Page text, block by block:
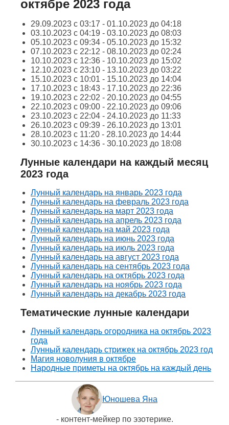
октябре 2023 года
29.09.2023 с 03:17 - 01.10.2023 до 04:18
03.10.2023 с 04:19 - 03.10.2023 до 08:03
05.10.2023 с 09:34 - 05.10.2023 до 15:32
07.10.2023 с 22:12 - 08.10.2023 до 02:24
10.10.2023 с 12:36 - 10.10.2023 до 15:02
12.10.2023 с 23:10 - 13.10.2023 до 03:22
15.10.2023 с 10:01 - 15.10.2023 до 14:04
17.10.2023 с 18:43 - 17.10.2023 до 22:36
19.10.2023 с 22:02 - 20.10.2023 до 04:55
22.10.2023 с 09:00 - 22.10.2023 до 09:06
23.10.2023 с 22:04 - 24.10.2023 до 11:33
26.10.2023 с 09:39 - 26.10.2023 до 13:01
28.10.2023 с 11:20 - 28.10.2023 до 14:44
30.10.2023 с 14:36 - 30.10.2023 до 18:08
Лунные календари на каждый месяц
2023 года
Лунный календарь на январь 2023 года
Лунный календарь на февраль 2023 года
Лунный календарь на март 2023 года
Лунный календарь на апрель 2023 года
Лунный календарь на май 2023 года
Лунный календарь на июнь 2023 года
Лунный календарь на июль 2023 года
Лунный календарь на август 2023 года
Лунный календарь на сентябрь 2023 года
Лунный календарь на октябрь 2023 года
Лунный календарь на ноябрь 2023 года
Лунный календарь на декабрь 2023 года
Тематические лунные календари
Лунный календарь огородника на октябрь 2023
года
Лунный календарь стрижек на октябрь 2023 год
Магия новолуния в октябре
Народные приметы на октябрь на каждый день
Юношева Яна
- контент-мейкер по эзотерике.